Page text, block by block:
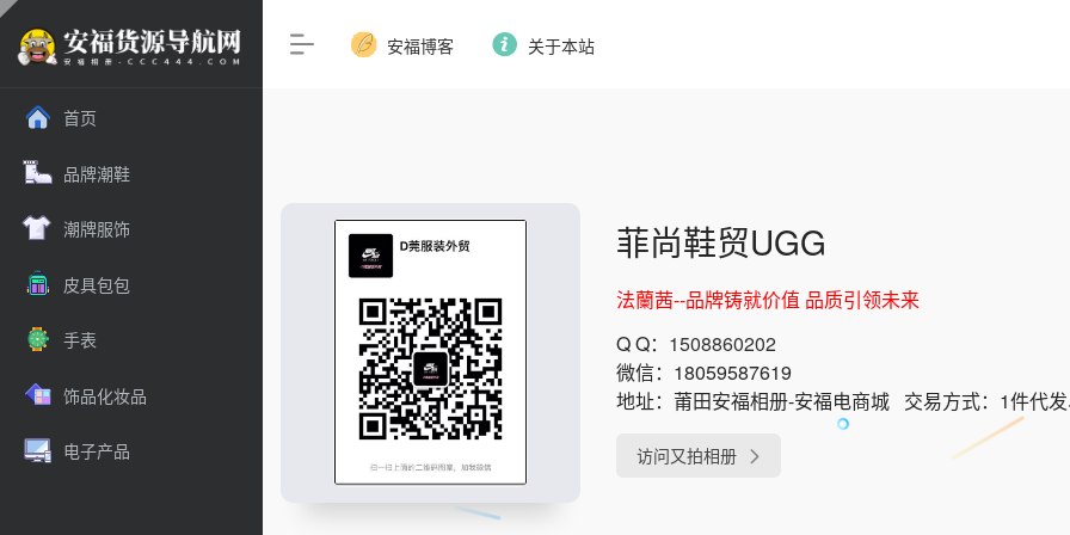
首页
品牌潮鞋
潮牌服饰
皮具包包
手表
饰品化妆品
电子产品
安福博客 关于本站
菲尚鞋贸UGG
法蘭茜--品牌铸就价值 品质引领未来
Q Q： 1508860202
微信： 18059587619
地址： 莆田安福相册-安福电商城 交易方式： 1件代
访问又拍相册